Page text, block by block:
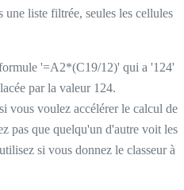
une liste filtrée, seules les cellules
'=A2*(C19/12)' qui a '124'
par la valeur 124.
vous voulez accélérer le calcul de
pas que quelqu'un d'autre voit les
si vous donnez le classeur à